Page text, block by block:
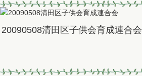
20090508清田区子供会育成連合会